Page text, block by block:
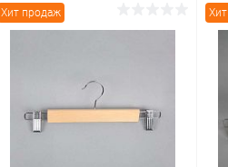
В корзину
В избранное В наличии
Хит продаж